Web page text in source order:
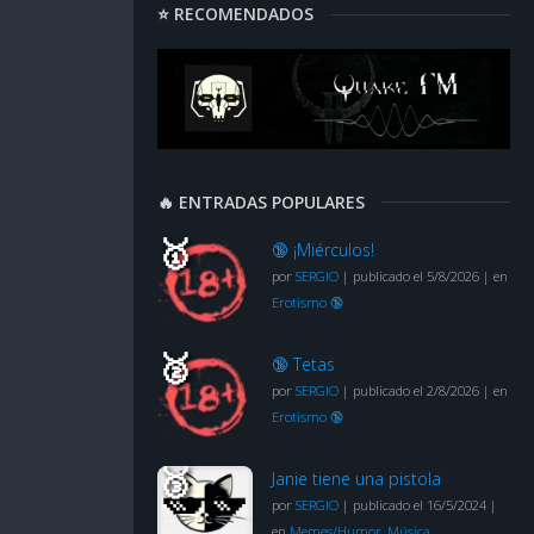
⭐ RECOMENDADOS
🔥 ENTRADAS POPULARES
🔞 ¡Miérculos!
por SERGIO | publicado el 5/8/2026 | en
Erotismo 🔞
🔞 Tetas
por SERGIO | publicado el 2/8/2026 | en
Erotismo 🔞
Janie tiene una pistola
por SERGIO | publicado el 16/5/2024 |